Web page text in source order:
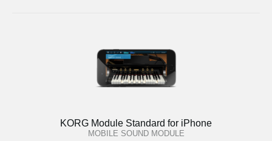
KORG Module Standard for iPhone
MOBILE SOUND MODULE